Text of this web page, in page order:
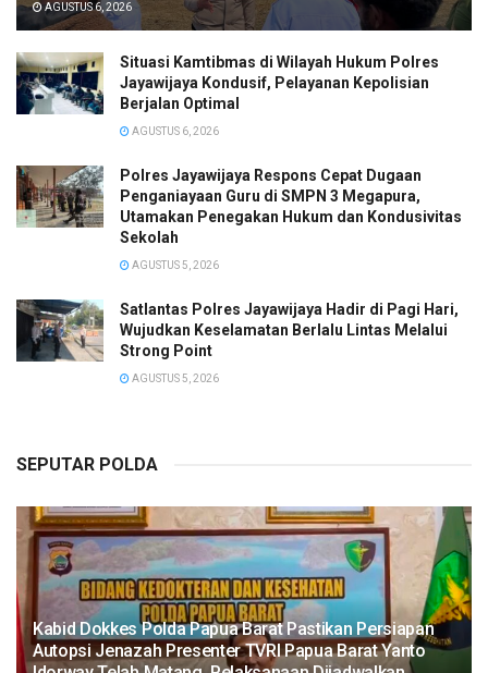
AGUSTUS 6, 2026
Situasi Kamtibmas di Wilayah Hukum Polres
Jayawijaya Kondusif, Pelayanan Kepolisian
Berjalan Optimal
AGUSTUS 6, 2026
Polres Jayawijaya Respons Cepat Dugaan
Penganiayaan Guru di SMPN 3 Megapura,
Utamakan Penegakan Hukum dan Kondusivitas
Sekolah
AGUSTUS 5, 2026
Satlantas Polres Jayawijaya Hadir di Pagi Hari,
Wujudkan Keselamatan Berlalu Lintas Melalui
Strong Point
AGUSTUS 5, 2026
SEPUTAR POLDA
Kabid Dokkes Polda Papua Barat Pastikan Persiapan
Autopsi Jenazah Presenter TVRI Papua Barat Yanto